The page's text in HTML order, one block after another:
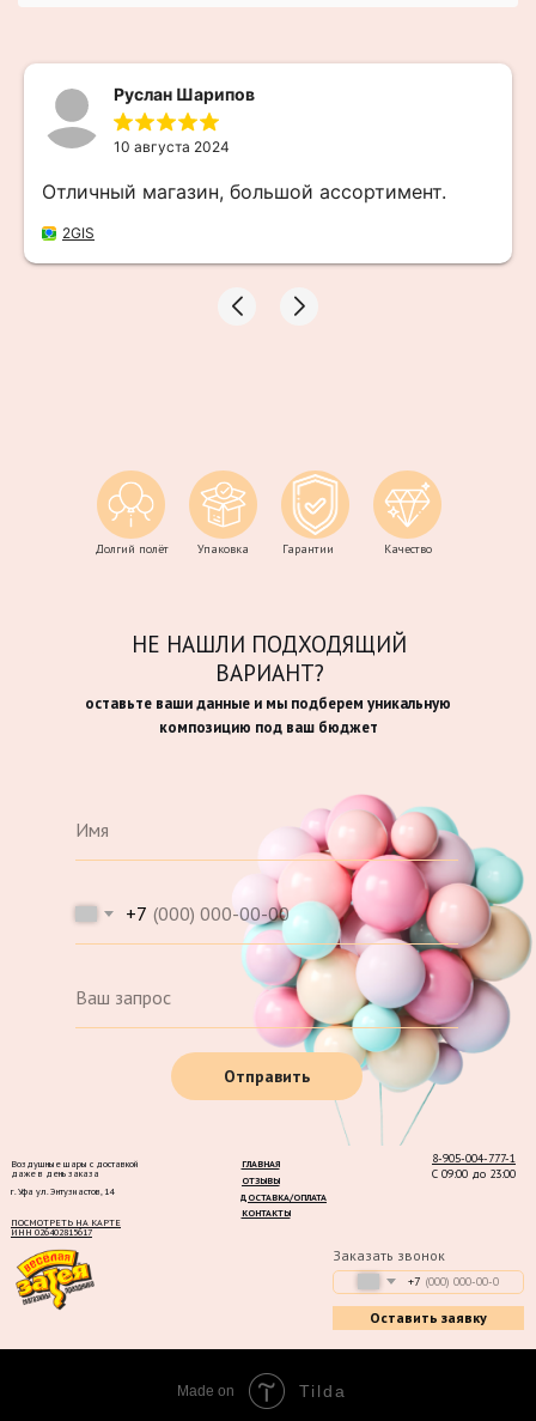
Руслан Шарипов
10 августа 2024
Отличный магазин, большой ассортимент.
2GIS
Долгий полёт Упаковка Гарантии Качество
+7
Отправить
оставьте ваши данные и мы подберем уникальную
композицию под ваш бюджет
НЕ НАШЛИ ПОДХОДЯЩИЙ
ВАРИАНТ?
ОТЗЫВЫ
ГЛАВНАЯ
ДОСТАВКА/ОПЛАТА
КОНТАКТЫ
8-905-004-777-1
С 09:00 до 23:00
Воздушные шары с доставкой
даже в день заказа
Заказать звонок
+7
Оставить заявку
г. Уфа ул. Энтузиастов, 14
ПОСМОТРЕТЬ НА КАРТЕ
ИНН 026402815617
Made on Tilda